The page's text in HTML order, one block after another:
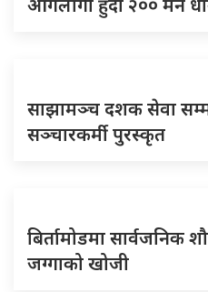
आगलागी हुँदा २०० मन
साझामञ्च दशक सेवा
सञ्चारकर्मी पुरस्कृत
बिर्तामोडमा सार्वजनिक
जग्गाको खोजी